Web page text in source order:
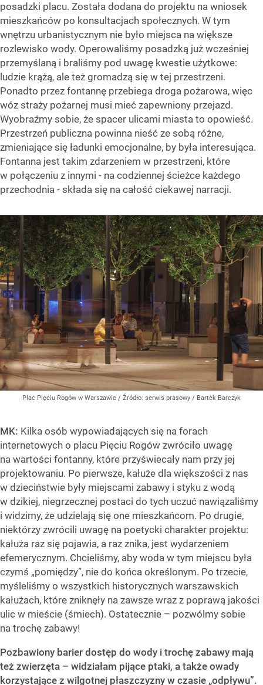
posadzki placu. Została dodana do projektu na wniosek
mieszkańców po konsultacjach społecznych. W tym
wnętrzu urbanistycznym nie było miejsca na większe
rozlewisko wody. Operowaliśmy posadzką już wcześniej
przemyślaną i braliśmy pod uwagę kwestie użytkowe:
ludzie krążą, ale też gromadzą się w tej przestrzeni.
Ponadto przez fontannę przebiega droga pożarowa, więc
wóz straży pożarnej musi mieć zapewniony przejazd.
Wyobraźmy sobie, że spacer ulicami miasta to opowieść.
Przestrzeń publiczna powinna nieść ze sobą różne,
zmieniające się ładunki emocjonalne, by była interesująca.
Fontanna jest takim zdarzeniem w przestrzeni, które
w połączeniu z innymi - na codziennej ścieżce każdego
przechodnia - składa się na całość ciekawej narracji.
Plac Pięciu Rogów w Warszawie / Źródło: serwis prasowy / Bartek Barczyk
MK: Kilka osób wypowiadających się na forach
internetowych o placu Pięciu Rogów zwróciło uwagę
na wartości fontanny, które przyświecały nam przy jej
projektowaniu. Po pierwsze, kałuże dla większości z nas
w dzieciństwie były miejscami zabawy i styku z wodą
w dzikiej, niegrzecznej postaci do tych uczuć nawiązaliśmy
i widzimy, że udzielają się one mieszkańcom. Po drugie,
niektórzy zwrócili uwagę na poetycki charakter projektu:
kałuża raz się pojawia, a raz znika, jest wydarzeniem
efemerycznym. Chcieliśmy, aby woda w tym miejscu była
czymś „pomiędzy”, nie do końca określonym. Po trzecie,
myśleliśmy o wszystkich historycznych warszawskich
kałużach, które zniknęły na zawsze wraz z poprawą jakości
ulic w mieście (śmiech). Ostatecznie – pozwólmy sobie
na trochę zabawy!
Pozbawiony barier dostęp do wody i trochę zabawy mają
też zwierzęta – widziałam pijące ptaki, a także owady
korzystające z wilgotnej płaszczyzny w czasie „odpływu”.